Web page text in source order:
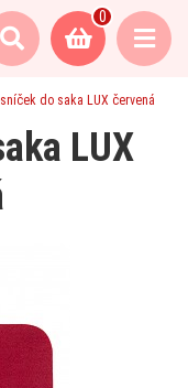
0
do saka LUX červená
LUX